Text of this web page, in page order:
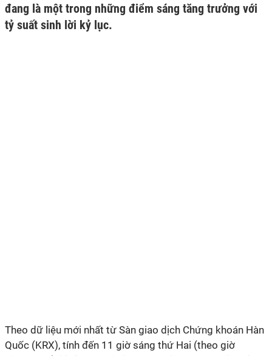
đang là một trong những điểm sáng tăng trưởng với
tỷ suất sinh lời kỷ lục.
Theo dữ liệu mới nhất từ Sàn giao dịch Chứng khoán Hàn
Quốc (KRX), tính đến 11 giờ sáng thứ Hai (theo giờ